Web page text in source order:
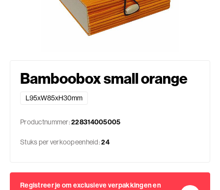
Bamboobox small orange
L95xW85xH30mm
Productnummer:228314005005
Stuks per verkoopeenheid:24
Registreer je om exclusieve verpakkingen en